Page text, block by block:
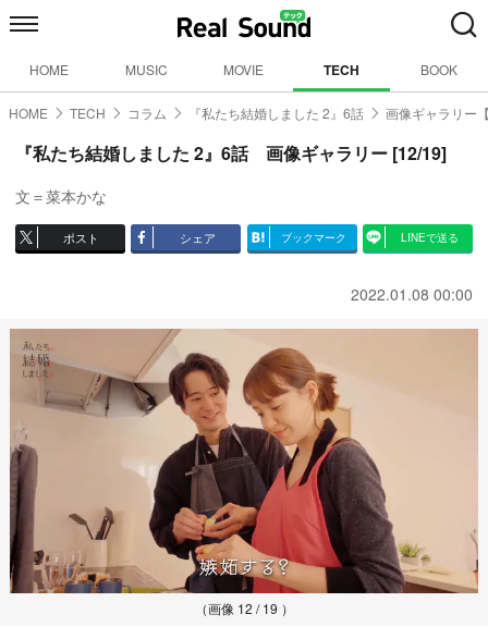
HOME MUSIC MOVIE TECH BOOK
HOME TECH コラム 『私たち結婚しました 2』6話 画像ギャラリー
『私たち結婚しました 2』6話 画像ギャラリー [12/19]
文＝菜本かな
ポスト シェア ブックマーク LINEで送る
2022.01.08 00:00
（画像 12 / 19 ）